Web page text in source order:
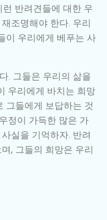
반려견들에 대한 우
조명해야 한다. 우리
이 우리에게 베푸는 사
. 그들은 우리의 삶을
우리에게 바치는 희망
그들에게 보답하는 것
정이 가득한 많은 가
실을 기억하자. 반려
, 그들의 희망은 우리